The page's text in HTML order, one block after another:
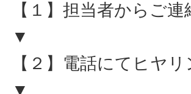
【１】担当者からご
▼
【２】電話にてヒヤ
▼